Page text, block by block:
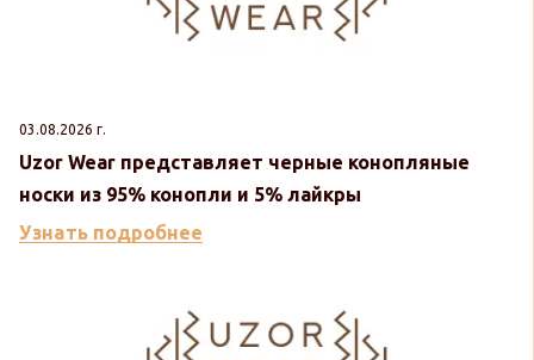
03.08.2026 г.
Uzor Wear представляет черные конопляные
носки из 95% конопли и 5% лайкры
Узнать подробнее